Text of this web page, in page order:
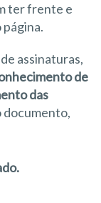
ter frente e
assinaturas,
de
das
documento,